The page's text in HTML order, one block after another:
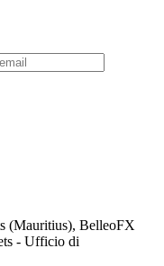
(Mauritius), BelleoFX
- Ufficio di